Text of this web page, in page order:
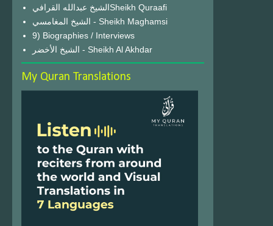
الشيخ عبدالله القرافيSheikh Quraafi
الشيخ المغامسي - Sheikh Maghamsi
9) Biographies / Interviews
الشيخ الأخضر - Sheikh Al Akhdar
My Quran Translations